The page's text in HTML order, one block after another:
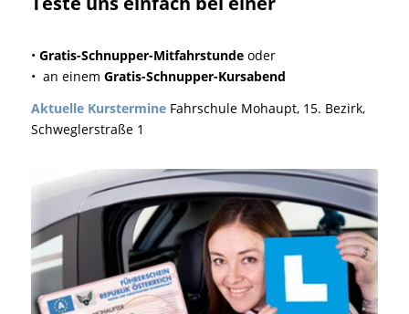
• Gratis-Schnupper-Mitfahrstundeoder
• an einem Gratis-Schnupper-Kursabend
Aktuelle KurstermineFahrschule Mohaupt, 15. Bezirk,
Schweglerstraße 1